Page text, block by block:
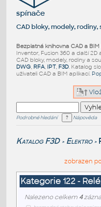
spínače
CAD bloky, modely,
Bezplatná knihovna CAD a
Inventor, Fusion 360 a další
CAD bloky, modely, rodiny a
DWG, RFA, IPT, F3D. Katalog
uživateli CAD a BIM aplikací.
Podrobné hledání Nápověda
Katalog F3D > Elektro >
zobrazen
Kategorie 122 -
Nalezeno celkem 4